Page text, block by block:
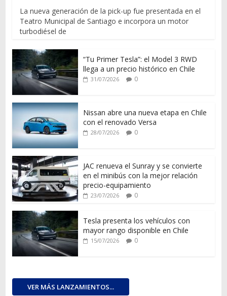
La nueva generación de la pick-up fue presentada en el
Teatro Municipal de Santiago e incorpora un motor
turbodiésel de
“Tu Primer Tesla”: el Model 3 RWD
llega a un precio histórico en Chile
31/07/2026 0
Nissan abre una nueva etapa en Chile
con el renovado Versa
28/07/2026 0
JAC renueva el Sunray y se convierte
en el minibús con la mejor relación
precio-equipamiento
23/07/2026 0
Tesla presenta los vehículos con
mayor rango disponible en Chile
15/07/2026 0
VER MÁS LANZAMIENTOS...